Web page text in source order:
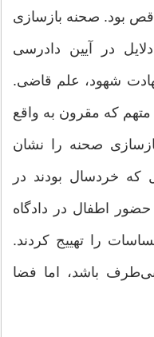
بود. صحنه بازسازی
در آیین دادرسی
شهود، علم قاضی.
متهم که مقرون به واقع
صحنه را نشان
که خردسال بودند در
حضور اطفال در دادگاه
را تهییج کردند.
باشد، اما فضا